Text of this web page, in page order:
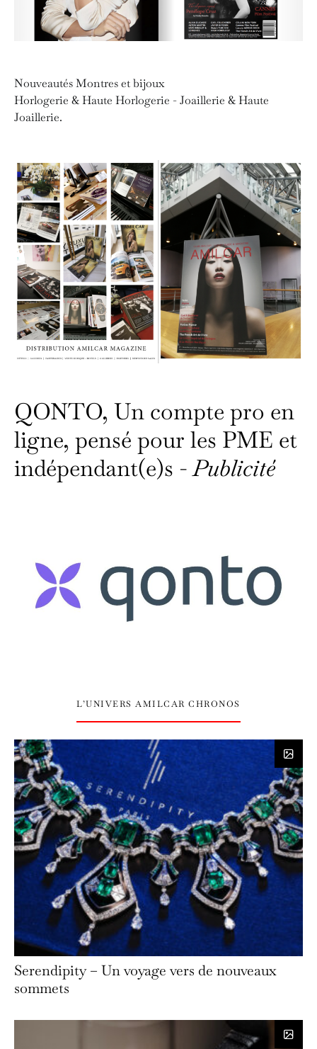
Nouveautés Montres et bijoux
Horlogerie & Haute Horlogerie - Joaillerie & Haute
Joaillerie.
QONTO, Un compte pro en
ligne, pensé pour les PME et
indépendant(e)s -Publicité
L’UNIVERS AMILCAR CHRONOS
Serendipity – Un voyage vers de nouveaux
sommets